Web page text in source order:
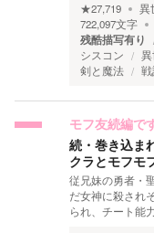
★27,719 異
722,097文字
残酷描写有り
シスコン
剣と魔法
モフ友続編で
続・巻き込ま
クラとモフモ
従兄妹の勇者・
だ女神に殺され
られ、チート能